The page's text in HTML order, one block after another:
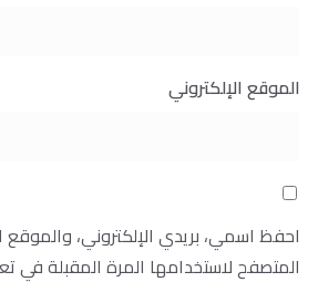
الموقع الإلكتروني
احفظ اسمي، بريدي الإلكتروني، والموقع
المتصفح لاستخدامها المرة المقبلة في